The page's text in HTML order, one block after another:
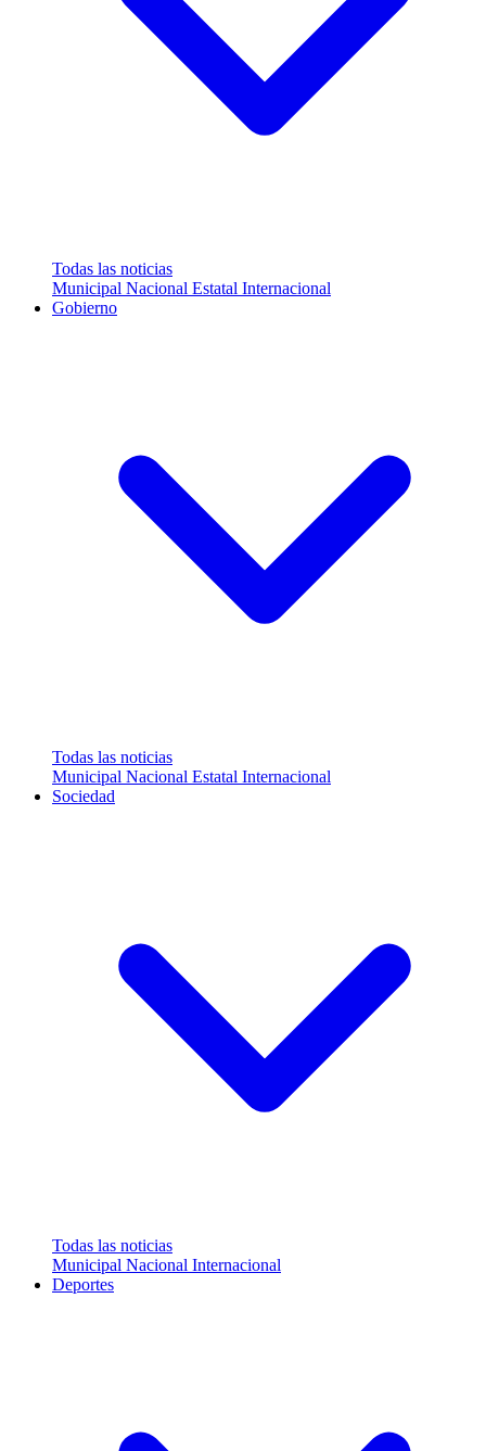
Todas las noticias
Municipal Nacional Estatal Internacional
Gobierno
Todas las noticias
Municipal Nacional Estatal Internacional
Sociedad
Todas las noticias
Municipal Nacional Internacional
Deportes